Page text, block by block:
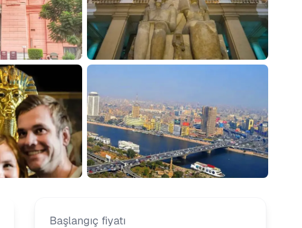
Başlangıç fiyatı